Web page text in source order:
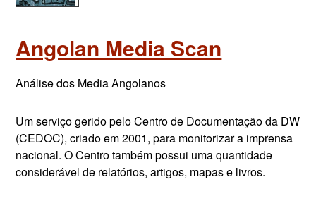
Angolan Media Scan
Análise dos Media Angolanos
Um serviço gerido pelo Centro de Documentação da DW
(CEDOC), criado em 2001, para monitorizar a imprensa
nacional. O Centro também possui uma quantidade
considerável de relatórios, artigos, mapas e livros.